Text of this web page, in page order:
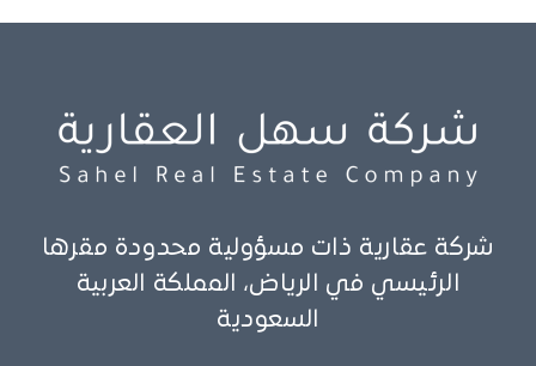
شركة عقارية ذات مسؤولية محدودة مقرها
الرئيسي في الرياض، المملكة العربية
السعودية